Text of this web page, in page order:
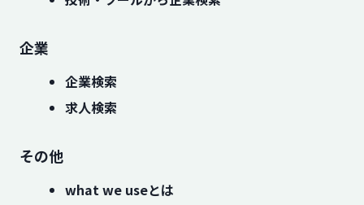
企業
企業検索
求人検索
その他
what we useとは